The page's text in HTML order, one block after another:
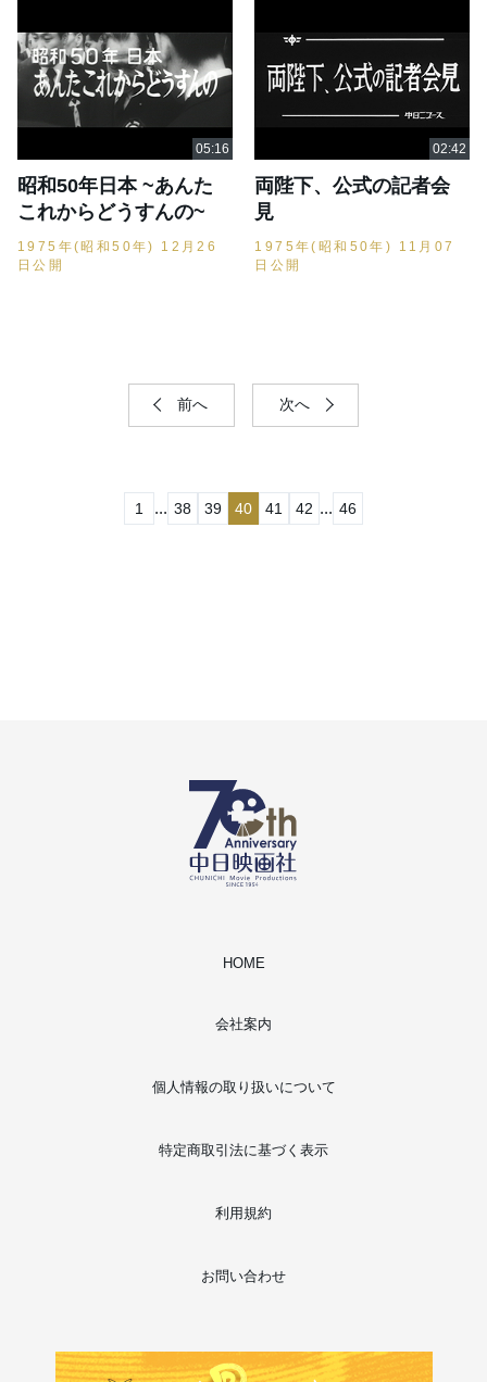
昭和50年日本 ~あんた
これからどうすんの~
1975年(昭和50年) 12月26
日公開
両陛下、公式の記者会
見
1975年(昭和50年) 11月07
日公開
前へ 次へ
1 ... 38 39 40 41 42 ... 46
HOME
会社案内
個人情報の取り扱いについて
特定商取引法に基づく表示
利用規約
お問い合わせ